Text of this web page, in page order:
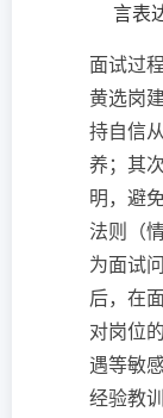
言表
面试过
黄选岗
持自信
养；其
明，避
法则（
为面试
后，在
对岗位
遇等敏
经验教